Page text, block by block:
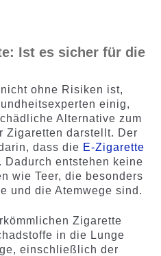
ewertung
Ist es sicher für die
ohne Risiken ist,
einig,
Alternative zum
Zigaretten darstellt. Der
dass die E-Zigarette
Dadurch entstehen keine
wie Teer, die besonders
und die Atemwege sind.
Zigarette
in die Lunge
einschließlich der